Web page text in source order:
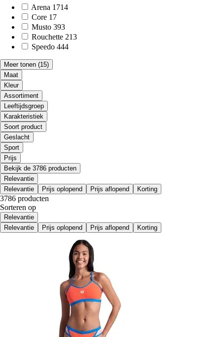
Arena 1714
Core 17
Musto 393
Rouchette 213
Speedo 444
Meer tonen (15)
Maat
Kleur
Assortiment
Leeftijdsgroep
Karakteristiek
Soort product
Geslacht
Sport
Prijs
Bekijk de 3786 producten
Relevantie
Relevantie
Prijs oplopend Prijs aflopend Korting
3786 producten
Sorteren op
Relevantie
Relevantie
Prijs oplopend Prijs aflopend Korting